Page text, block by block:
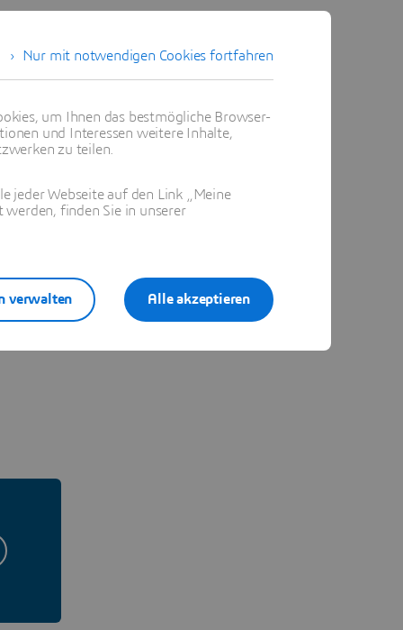
Nur mit notwendigen Cookies fortfahren
um Ihnen das bestmögliche Browser-
und Interessen weitere Inhalte,
zu teilen.
jeder Webseite auf den Link „Meine
werden, finden Sie in unserer
Alle akzeptieren
verwalten